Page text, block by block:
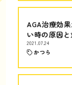
AGA治療効
い時の原因
2021.07.24
かつら